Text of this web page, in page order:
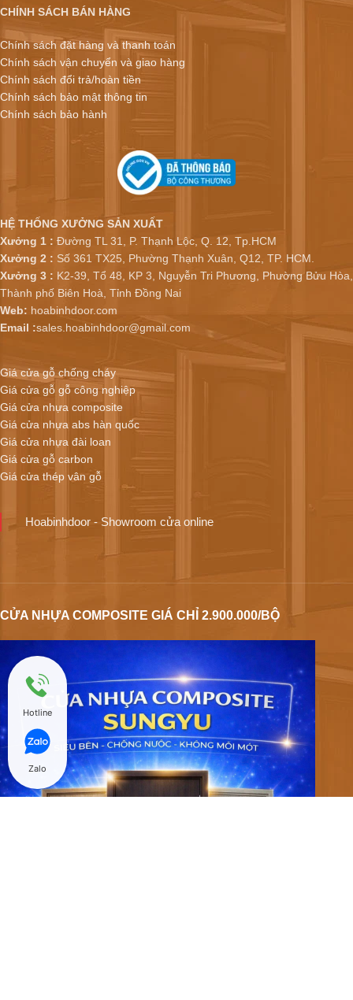
CHÍNH SÁCH BÁN HÀNG
Chính sách đặt hàng và thanh toán
Chính sách vận chuyển và giao hàng
Chính sách đổi trả/hoàn tiền
Chính sách bảo mật thông tin
Chính sách bảo hành
HỆ THỐNG XƯỞNG SẢN XUẤT
Xưởng 1 : Đường TL 31, P. Thạnh Lộc, Q. 12, Tp.HCM
Xưởng 2 : Số 361 TX25, Phường Thạnh Xuân, Q12, TP. HCM.
Xưởng 3 : K2-39, Tổ 48, KP 3, Nguyễn Tri Phương, Phường Bửu Hòa,
Thành phố Biên Hoà, Tỉnh Đồng Nai
Web: hoabinhdoor.com
Email :sales.hoabinhdoor@gmail.com
Giá cửa gỗ chống cháy
Giá cửa gỗ gỗ công nghiệp
Giá cửa nhựa composite
Giá cửa nhựa abs hàn quốc
Giá cửa nhựa đài loan
Giá cửa gỗ carbon
Giá cửa thép vân gỗ
Hoabinhdoor - Showroom cửa online
CỬA NHỰA COMPOSITE GIÁ CHỈ 2.900.000/BỘ
Hotline
Zalo